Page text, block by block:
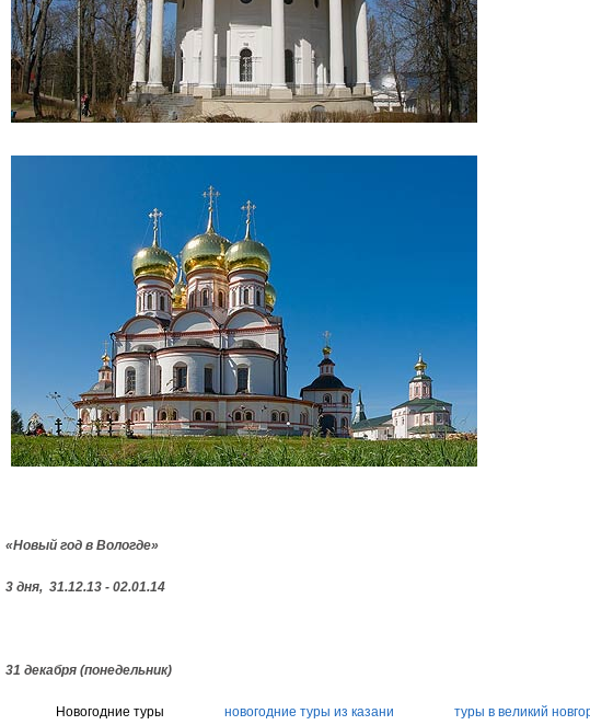
«Новый год в Вологде»
3 дня, 31.12.13 - 02.01.14
31 декабря (понедельник)
Новогодние туры новогодние туры из казани туры в великий